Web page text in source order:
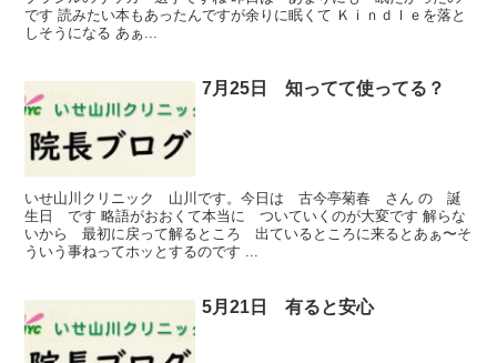
です 読みたい本もあったんですが余りに眠くて Ｋｉｎｄｌｅを落と
しそうになる あぁ...
7月25日 知ってて使ってる？
いせ山川クリニック 山川です。今日は 古今亭菊春 さん の 誕
生日 です 略語がおおくて本当に ついていくのが大変です 解らな
いから 最初に戻って解るところ 出ているところに来るとあぁ〜そ
ういう事ねってホッとするのです ...
5月21日 有ると安心